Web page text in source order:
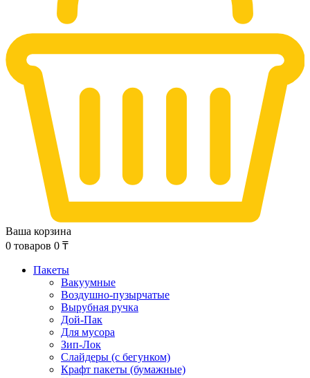
Ваша корзина
0 товаров 0 ₸
Пакеты
Вакуумные
Воздушно-пузырчатые
Вырубная ручка
Дой-Пак
Для мусора
Зип-Лок
Слайдеры (с бегунком)
Крафт пакеты (бумажные)